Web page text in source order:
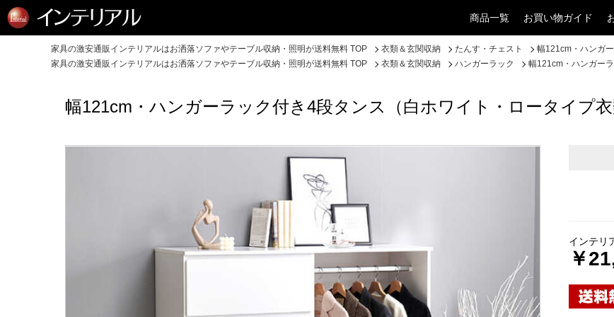
商品一覧 お買い物ガイド
家具の激安通販インテリアルはお洒落ソファやテーブル収納・照明が送料無料 TOP 衣類＆玄関収納 たんす・チェスト
幅121cm・ハンガ
家具の激安通販インテリアルはお洒落ソファやテーブル収納・照明が送料無料 TOP
衣類＆玄関収納 ハンガーラック 幅121cm・ハンガー
幅121cm・ハンガーラック付き4段タンス（白ホワイト・ロータイプ衣
インテリ
￥